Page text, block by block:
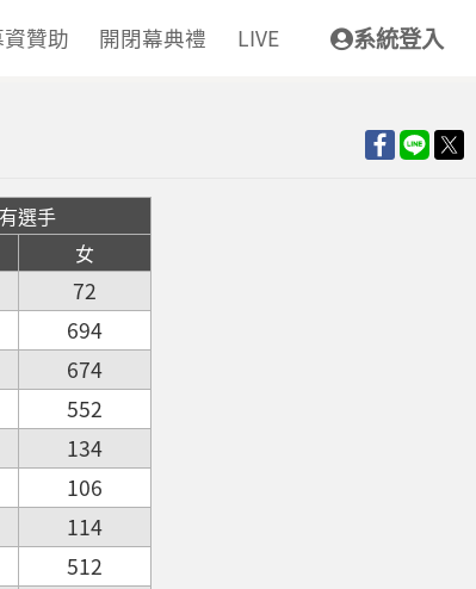
資贊助 開閉幕典禮 LIVE 系統登入
選手
女
72
694
674
552
134
106
114
512